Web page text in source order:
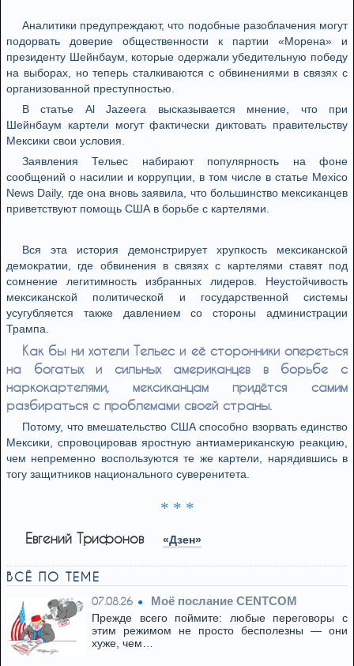
Аналитики предупреждают, что подобные разоблачения могут
подорвать доверие общественности к партии «Морена» и
президенту Шейнбаум, которые одержали убедительную победу
на выборах, но теперь сталкиваются с обвинениями в связях с
организованной преступностью.
В статье Al Jazeera высказывается мнение, что при
Шейнбаум картели могут фактически диктовать правительству
Мексики свои условия.
Заявления Тельес набирают популярность на фоне
сообщений о насилии и коррупции, в том числе в статье Mexico
News Daily, где она вновь заявила, что большинство мексиканцев
приветствуют помощь США в борьбе с картелями.
Вся эта история демонстрирует хрупкость мексиканской
демократии, где обвинения в связях с картелями ставят под
сомнение легитимность избранных лидеров. Неустойчивость
мексиканской политической и государственной системы
усугубляется также давлением со стороны администрации
Трампа.
Как бы ни хотели Тельес и её сторонники опереться
на богатых и сильных американцев в борьбе с
наркокартелями, мексиканцам придётся самим
разбираться с проблемами своей страны.
Потому, что вмешательство США способно взорвать единство
Мексики, спровоцировав яростную антиамериканскую реакцию,
чем непременно воспользуются те же картели, нарядившись в
тогу защитников национального суверенитета.
* * *
Евгений Трифонов «Дзен»
ВСЁ ПО ТЕМЕ
07.08.26 Моё послание CENTCOM
Прежде всего поймите: любые переговоры с
этим режимом не просто бесполезны — они
хуже, чем…